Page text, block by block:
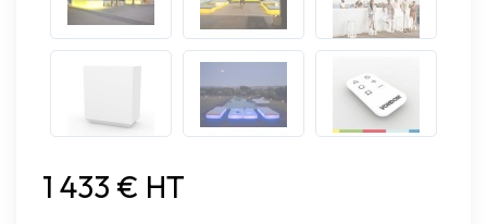
1 433 € HT